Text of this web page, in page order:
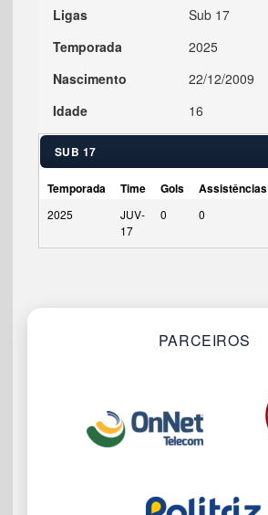
Ligas
Sub 17
Temporada
2025
Nascimento
22/12/2009
Idade
16
SUB 17
Temporada Time Gols Assistências
2025
JUV-
17
0 0
PARCEIROS